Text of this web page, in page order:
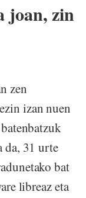
joan, zin
zen
izan nuen
da, 31 urte
bat
libreaz eta